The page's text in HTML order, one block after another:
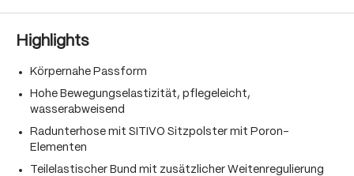
Highlights
Körpernahe Passform
Hohe Bewegungselastizität, pflegeleicht,
wasserabweisend
Radunterhose mit SITIVO Sitzpolster mit Poron-
Elementen
Teilelastischer Bund mit zusätzlicher Weitenregulierung